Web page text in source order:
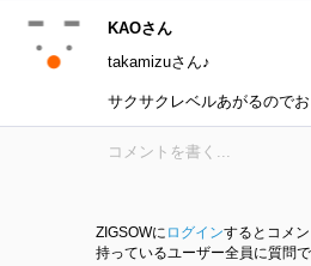
KAOさん
takamizuさん♪
サクサクレベルあがるので
ZIGSOWに ログインするとコメ
持っているユーザー全員に質問で